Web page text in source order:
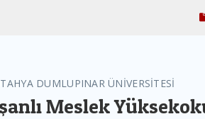
DUMLUPINAR ÜNİVERSİTESİ
Meslek